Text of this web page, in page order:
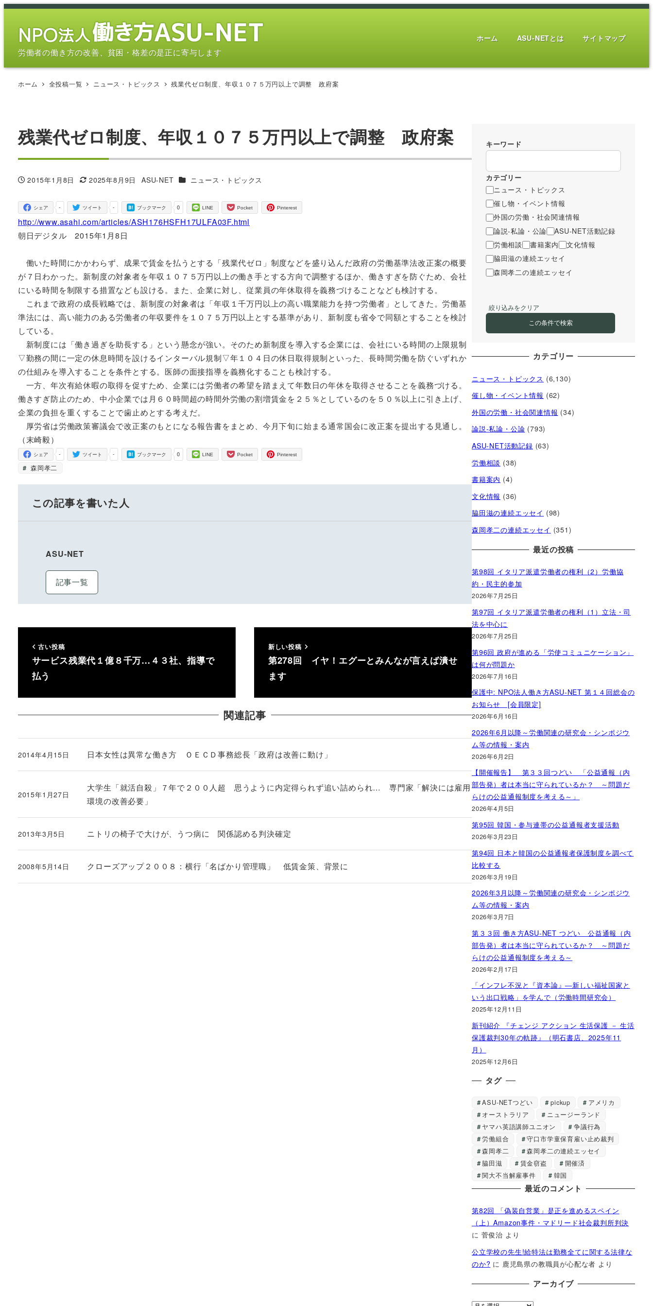
メ
労働者の働き方の改善、貧困・格差の是正に寄与します
ホーム ASU-NETとは サイトマップ
ホーム 全投稿一覧 ニュース・トピックス 残業代ゼロ制度、年収１０７５万円以上で調整 政府案
残業代ゼロ制度、年収１０７５万円以上で調整 政府案
投稿日
2015年1月8日
更新日
2025年8月9日
著
ASU-NET カテゴリー
ニュース・トピックス
-
シェア -
ツイート 0
ブックマーク LINE Pocket Pinterest
http://www.asahi.com/articles/ASH176HSFH17ULFA03F.html
朝日デジタル 2015年1月8日
働いた時間にかかわらず、成果で賃金を払うとする「残業代ゼロ」制度などを盛り込んだ政府の労働基準法改正案の概要
が７日わかった。新制度の対象者を年収１０７５万円以上の働き手とする方向で調整するほか、働きすぎを防ぐため、会社
にいる時間を制限する措置なども設ける。また、企業に対し、従業員の年休取得を義務づけることなども検討する。
これまで政府の成長戦略では、新制度の対象者は「年収１千万円以上の高い職業能力を持つ労働者」としてきた。労働基
準法には、高い能力のある労働者の年収要件を１０７５万円以上とする基準があり、新制度も省令で同額とすることを検討
している。
新制度には「働き過ぎを助長する」という懸念が強い。そのため新制度を導入する企業には、会社にいる時間の上限規制
▽勤務の間に一定の休息時間を設けるインターバル規制▽年１０４日の休日取得規制といった、長時間労働を防ぐいずれか
の仕組みを導入することを条件とする。医師の面接指導を義務化することも検討する。
一方、年次有給休暇の取得を促すため、企業には労働者の希望を踏まえて年数日の年休を取得させることを義務づける。
働きすぎ防止のため、中小企業では月６０時間超の時間外労働の割増賃金を２５％としているのを５０％以上に引き上げ、
企業の負担を重くすることで歯止めとする考えだ。
厚労省は労働政策審議会で改正案のもとになる報告書をまとめ、今月下旬に始まる通常国会に改正案を提出する見通し。
（末崎毅）
-
シェア -
ツイート 0
ブックマーク LINE Pocket Pinterest
森岡孝二
この記事を書いた人
ASU-NET
記事一覧
古い投稿
サービス残業代１億８千万…４３社、指導で
払う
新しい投稿
第278回 イヤ！エグーとみんなが言えば潰せ
ます
関連記事
日本女性は異常な働き方 ＯＥＣＤ事務総長「政府は改善に動け」
投稿日
2014年4月15日
大学生「就活自殺」７年で２００人超 思うように内定得られず追い詰められ… 専門家「解決には雇用
環境の改善必要」
投稿日
2015年1月27日
ニトリの椅子で大けが、うつ病に 関係認める判決確定
投稿日
2013年3月5日
クローズアップ２００８：横行「名ばかり管理職」 低賃金策、背景に
投稿日
2008年5月14日
キーワード
カテゴリー
ニュース・トピックス
催し物・イベント情報
外国の労働・社会関連情報
論説-私論・公論
ASU-NET活動記録
労働相談
書籍案内
文化情報
脇田滋の連続エッセイ
森岡孝二の連続エッセイ
絞り込みをクリア
この条件で検索
カテゴリー
ニュース・トピックス (6,130)
催し物・イベント情報 (62)
外国の労働・社会関連情報 (34)
論説-私論・公論 (793)
ASU-NET活動記録 (63)
労働相談 (38)
書籍案内 (4)
文化情報 (36)
脇田滋の連続エッセイ (98)
森岡孝二の連続エッセイ (351)
最近の投稿
第98回 イタリア派遣労働者の権利（2）労働協
約・民主的参加
2026年7月25日
第97回 イタリア派遣労働者の権利（1）立法・司
法を中心に
2026年7月25日
第96回 政府が進める「労使コミュニケーション」
は何が問題か
2026年7月16日
保護中: NPO法人働き方ASU-NET 第１４回総会の
お知らせ [会員限定]
2026年6月16日
2026年6月以降～労働関連の研究会・シンポジウ
ム等の情報・案内
2026年6月2日
【開催報告】 第３３回つどい 「公益通報（内
部告発）者は本当に守られているか？ ～問題だ
らけの公益通報制度を考える～」
2026年4月5日
第95回 韓国・参与連帯の公益通報者支援活動
2026年3月23日
第94回 日本と韓国の公益通報者保護制度を調べて
比較する
2026年3月19日
2026年3月以降～労働関連の研究会・シンポジウ
ム等の情報・案内
2026年3月7日
第３３回 働き方ASU-NET つどい 公益通報（内
部告発）者は本当に守られているか？ ～問題だ
らけの公益通報制度を考える～
2026年2月17日
「インフレ不況と『資本論』―新しい福祉国家と
いう出口戦略」を学んで（労働時間研究会）
2025年12月11日
新刊紹介 『チェンジ アクション 生活保護 － 生活
保護裁判30年の軌跡』（明石書店、2025年11
月）
2025年12月6日
タグ
ASU-NETつどい pickup
アメリカ
オーストラリア
ニュージーランド
ヤマハ英語講師ユニオン
争議行為
労働組合
守口市学童保育雇い止め裁判
森岡孝二
森岡孝二の連続エッセイ
脇田滋
賃金窃盗
開催済
関大不当解雇事件
韓国
最近のコメント
第82回 「偽装自営業」是正を進めるスペイン
（上）Amazon事件・マドリード社会裁判所判決
に 菅俊治 より
公立学校の先生!給特法は勤務全てに関する法律な
のか? に 鹿児島県の教職員が心配な者 より
アーカイブ